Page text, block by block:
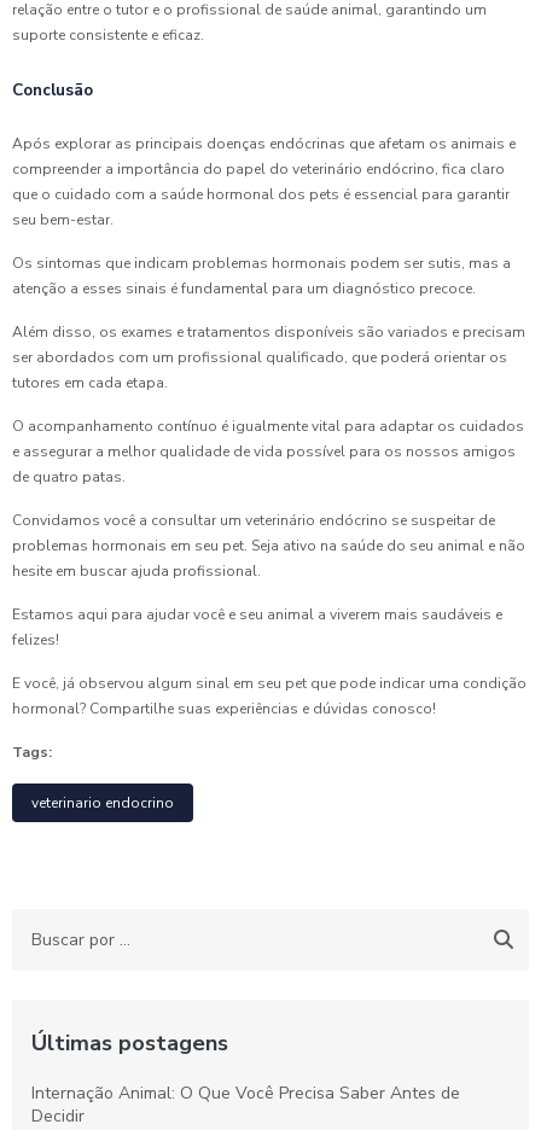
relação entre o tutor e o profissional de saúde animal, garantindo um
suporte consistente e eficaz.
Conclusão
Após explorar as principais doenças endócrinas que afetam os animais e
compreender a importância do papel do veterinário endócrino, fica claro
que o cuidado com a saúde hormonal dos pets é essencial para garantir
seu bem-estar.
Os sintomas que indicam problemas hormonais podem ser sutis, mas a
atenção a esses sinais é fundamental para um diagnóstico precoce.
Além disso, os exames e tratamentos disponíveis são variados e precisam
ser abordados com um profissional qualificado, que poderá orientar os
tutores em cada etapa.
O acompanhamento contínuo é igualmente vital para adaptar os cuidados
e assegurar a melhor qualidade de vida possível para os nossos amigos
de quatro patas.
Convidamos você a consultar um veterinário endócrino se suspeitar de
problemas hormonais em seu pet. Seja ativo na saúde do seu animal e não
hesite em buscar ajuda profissional.
Estamos aqui para ajudar você e seu animal a viverem mais saudáveis e
felizes!
E você, já observou algum sinal em seu pet que pode indicar uma condição
hormonal? Compartilhe suas experiências e dúvidas conosco!
Tags:
veterinario endocrino
Últimas postagens
Internação Animal: O Que Você Precisa Saber Antes de
Decidir